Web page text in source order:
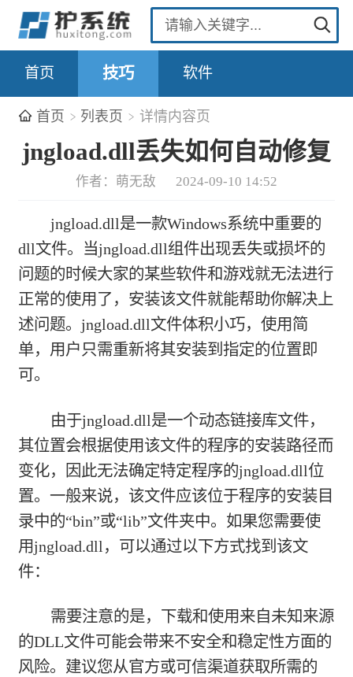
首页 技巧 软件
首页 列表页 详情内容页
jngload.dll丢失如何自动修复
作者：萌无敌 2024-09-10 14:52
jngload.dll是一款Windows系统中重要的
dll文件。当jngload.dll组件出现丢失或损坏的
问题的时候大家的某些软件和游戏就无法进行
正常的使用了，安装该文件就能帮助你解决上
述问题。jngload.dll文件体积小巧，使用简
单，用户只需重新将其安装到指定的位置即
可。
由于jngload.dll是一个动态链接库文件，
其位置会根据使用该文件的程序的安装路径而
变化，因此无法确定特定程序的jngload.dll位
置。一般来说，该文件应该位于程序的安装目
录中的“bin”或“lib”文件夹中。如果您需要使
用jngload.dll，可以通过以下方式找到该文
件：
需要注意的是，下载和使用来自未知来源
的DLL文件可能会带来不安全和稳定性方面的
风险。建议您从官方或可信渠道获取所需的